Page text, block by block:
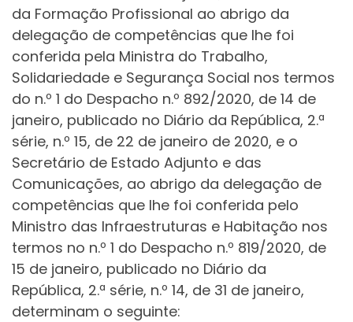
da Formação Profissional ao abrigo da
delegação de competências que lhe foi
conferida pela Ministra do Trabalho,
Solidariedade e Segurança Social nos termos
do n.º 1 do Despacho n.º 892/2020, de 14 de
janeiro, publicado no Diário da República, 2.ª
série, n.º 15, de 22 de janeiro de 2020, e o
Secretário de Estado Adjunto e das
Comunicações, ao abrigo da delegação de
competências que lhe foi conferida pelo
Ministro das Infraestruturas e Habitação nos
termos no n.º 1 do Despacho n.º 819/2020, de
15 de janeiro, publicado no Diário da
República, 2.ª série, n.º 14, de 31 de janeiro,
determinam o seguinte: